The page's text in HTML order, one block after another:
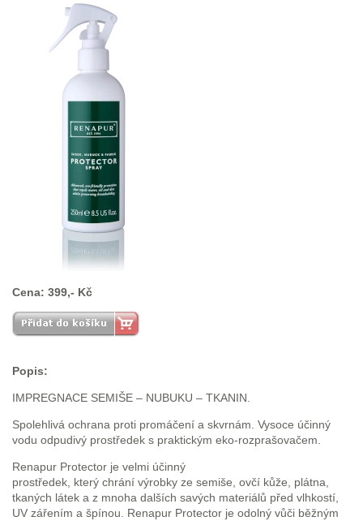
Cena: 399,- Kč
Popis:
IMPREGNACE SEMIŠE – NUBUKU – TKANIN.
Spolehlivá ochrana proti promáčení a skvrnám. Vysoce účinný
vodu odpudivý prostředek s praktickým eko-rozprašovačem.
Renapur Protector je velmi účinný
prostředek, který chrání výrobky ze semiše, ovčí kůže, plátna,
tkaných látek a z mnoha dalších savých materiálů před vlhkostí,
UV zářením a špínou. Renapur Protector je odolný vůči běžným